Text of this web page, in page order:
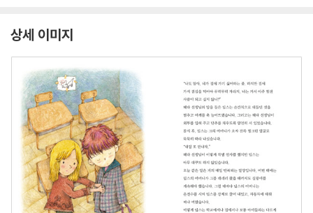
상세 이미지